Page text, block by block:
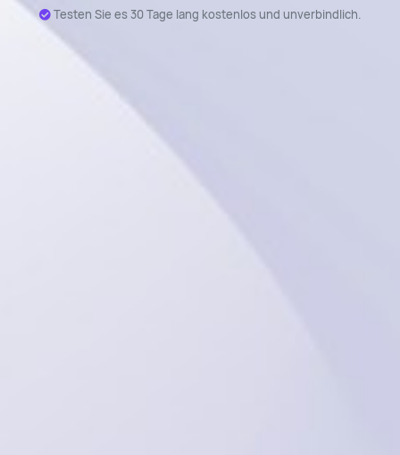
Testen Sie es 30 Tage lang kostenlos und unverbindlich.